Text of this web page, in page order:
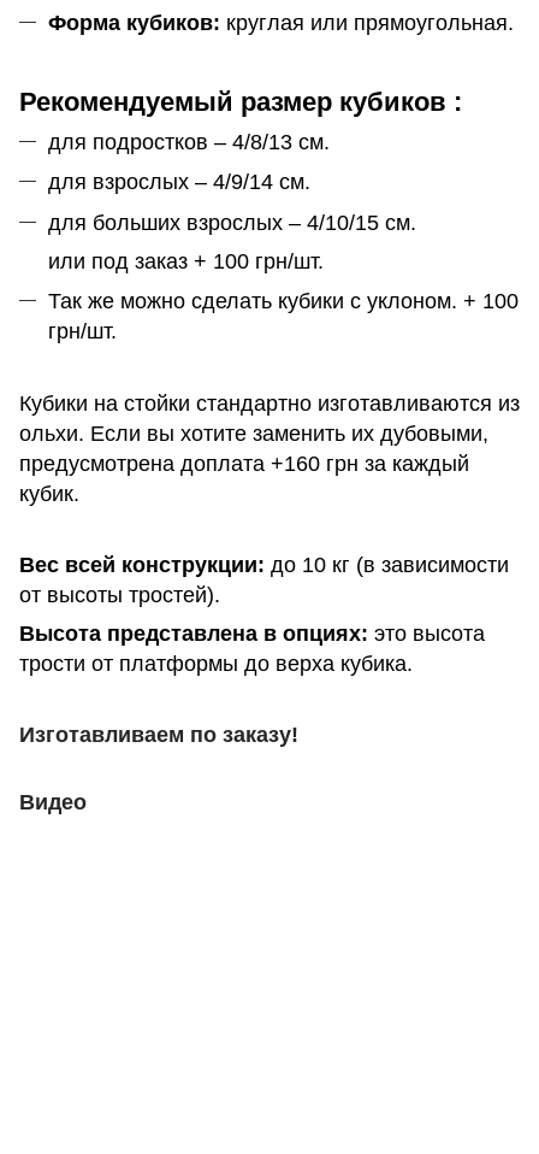
Форма кубиков: круглая или прямоугольная.
Рекомендуемый размер кубиков :
для подростков – 4/8/13 см.
для взрослых – 4/9/14 см.
для больших взрослых – 4/10/15 см.
или под заказ + 100 грн/шт.
Так же можно сделать кубики с уклоном. + 100
грн/шт.
Кубики на стойки стандартно изготавливаются из
ольхи. Если вы хотите заменить их дубовыми,
предусмотрена доплата +160 грн за каждый
кубик.
Вес всей конструкции: до 10 кг (в зависимости
от высоты тростей).
Высота представлена в опциях: это высота
трости от платформы до верха кубика.
Изготавливаем по заказу!
Видео